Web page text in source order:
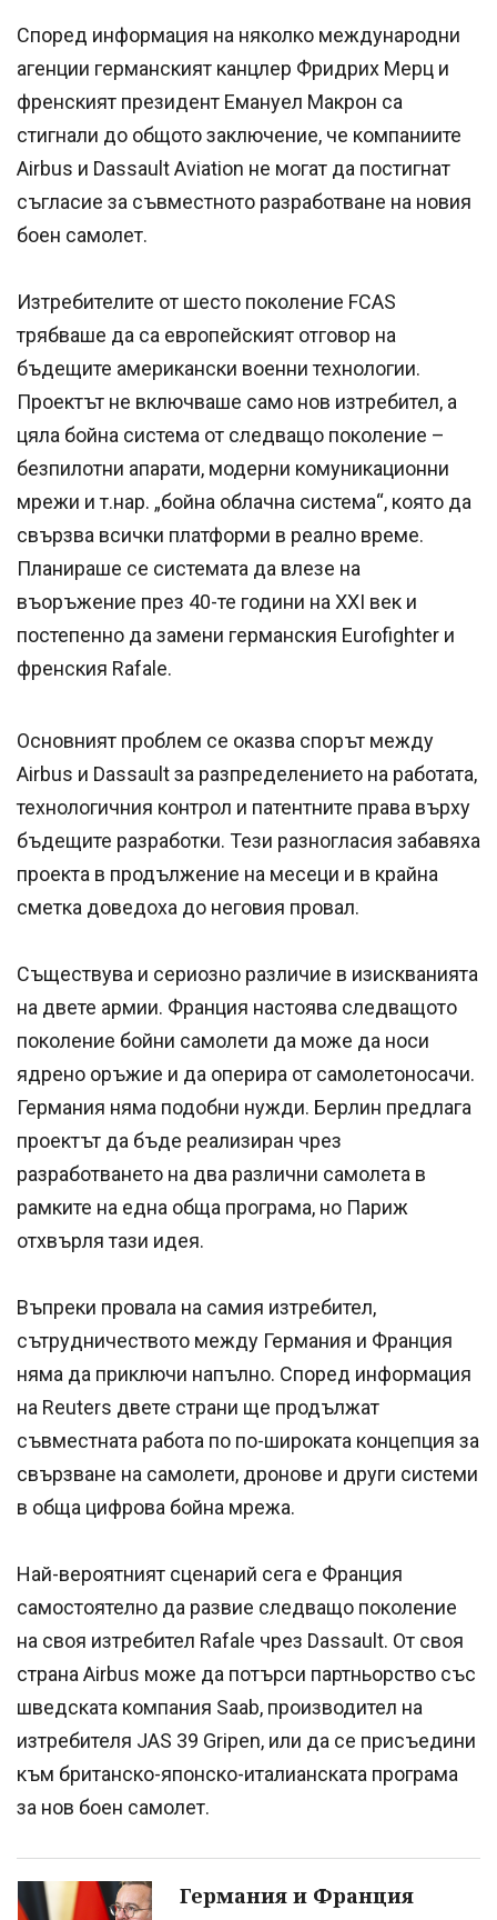
Според информация на няколко международни
агенции германският канцлер Фридрих Мерц и
френският президент Емануел Макрон са
стигнали до общото заключение, че компаниите
Airbus и Dassault Aviation не могат да постигнат
съгласие за съвместното разработване на новия
боен самолет.
Изтребителите от шесто поколение FCAS
трябваше да са европейският отговор на
бъдещите американски военни технологии.
Проектът не включваше само нов изтребител, а
цяла бойна система от следващо поколение –
безпилотни апарати, модерни комуникационни
мрежи и т.нар. „бойна облачна система“, която да
свързва всички платформи в реално време.
Планираше се системата да влезе на
въоръжение през 40-те години на XXI век и
постепенно да замени германския Eurofighter и
френския Rafale.
Основният проблем се оказва спорът между
Airbus и Dassault за разпределението на работата,
технологичния контрол и патентните права върху
бъдещите разработки. Тези разногласия забавяха
проекта в продължение на месеци и в крайна
сметка доведоха до неговия провал.
Съществува и сериозно различие в изискванията
на двете армии. Франция настоява следващото
поколение бойни самолети да може да носи
ядрено оръжие и да оперира от самолетоносачи.
Германия няма подобни нужди. Берлин предлага
проектът да бъде реализиран чрез
разработването на два различни самолета в
рамките на една обща програма, но Париж
отхвърля тази идея.
Въпреки провала на самия изтребител,
сътрудничеството между Германия и Франция
няма да приключи напълно. Според информация
на Reuters двете страни ще продължат
съвместната работа по по-широката концепция за
свързване на самолети, дронове и други системи
в обща цифрова бойна мрежа.
Най-вероятният сценарий сега е Франция
самостоятелно да развие следващо поколение
на своя изтребител Rafale чрез Dassault. От своя
страна Airbus може да потърси партньорство със
шведската компания Saab, производител на
изтребителя JAS 39 Gripen, или да се присъедини
към британско-японско-италианската програма
за нов боен самолет.
Германия и Франция